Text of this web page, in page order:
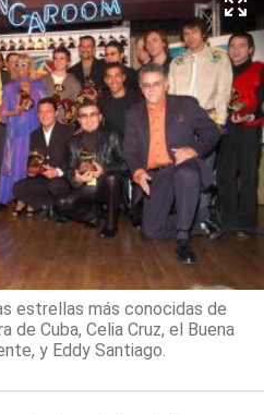
estrellas más conocidas de
de Cuba, Celia Cruz, el Buena
y Eddy Santiago.